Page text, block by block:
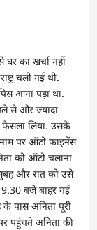
का खर्चा नहीं
चली गई थी.
आना पड़ा था.
से और ज्यादा
लिया. उसके
पर ऑटो फाइनेंस
को ऑटो चलाना
और रात को उसे
बजे बाहर गई
पास अनिता पूरी
पहुंचते अनिता की